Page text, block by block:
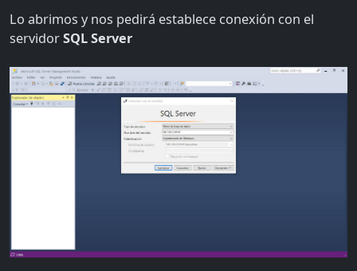
Lo abrimos y nos pedirá establece conexión con el
servidorSQL Server